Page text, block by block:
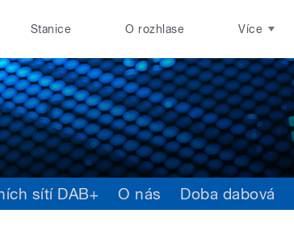
Stanice O rozhlase Více
sítí DAB+ O nás Doba dabová